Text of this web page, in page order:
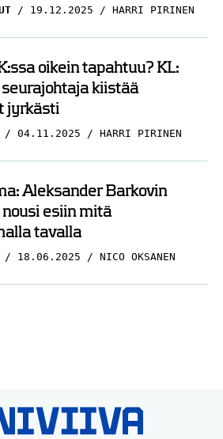
19.12.2025 HARRI PIRINEN
oikein tapahtuu? KL:
kiistää
jyrkästi
04.11.2025 HARRI PIRINEN
Aleksander Barkovin
esiin mitä
tavalla
18.06.2025 NICO OKSANEN